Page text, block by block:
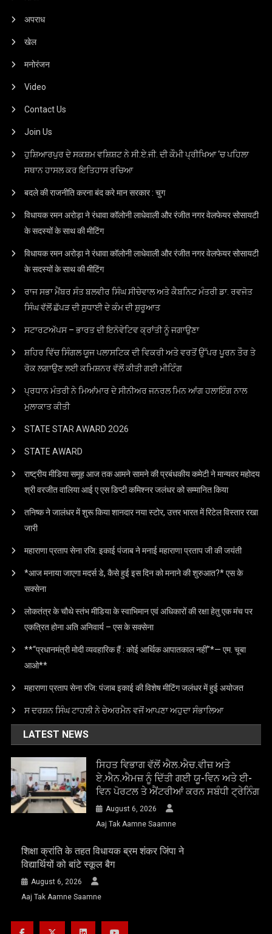
अपराध
खेल
मनोरंजन
Video
Contact Us
Join Us
ਹੁਸ਼ਿਆਰਪੁਰ ਦੇ ਸਕਸ਼ਮ ਵਸ਼ਿਸ਼ਟ ਨੇ ਸੀ.ਏ.ਜੀ. ਦੀ ਕੌਮੀ ਪ੍ਰੀਖਿਆ ‘ਚ ਪਹਿਲਾ
ਸਥਾਨ ਹਾਸਲ ਕਰ ਇਤਿਹਾਸ ਰਚਿਆ
बदले की राजनीति करना बंद करे मान सरकार : चुग
विधायक रमन अरोड़ा ने रंधावा कॉलोनी लाधेवाली और रंजीत नगर वेलफेयर सोसायटी
के सदस्यों के साथ की मीटिंग
विधायक रमन अरोड़ा ने रंधावा कॉलोनी लाधेवाली और रंजीत नगर वेलफेयर सोसायटी
के सदस्यों के साथ की मीटिंग
ਰਾਜ ਸਭਾ ਮੈਂਬਰ ਸੰਤ ਬਲਵੀਰ ਸਿੰਘ ਸੀਚੇਵਾਲ ਅਤੇ ਕੈਬਨਿਟ ਮੰਤਰੀ ਡਾ. ਰਵਜੋਤ
ਸਿੰਘ ਵੱਲੋਂ ਛੱਪੜ ਦੀ ਸੁਧਾਈ ਦੇ ਕੰਮ ਦੀ ਸ਼ੁਰੂਆਤ
ਸਟਾਰਟਅੱਪਸ – ਭਾਰਤ ਦੀ ਇਨੋਵੇਟਿਵ ਕ੍ਰਾਂਤੀ ਨੂੰ ਜਗਾਉਣਾ
ਸ਼ਹਿਰ ਵਿੱਚ ਸਿੰਗਲ ਯੂਜ ਪਲਾਸਟਿਕ ਦੀ ਵਿਕਰੀ ਅਤੇ ਵਰਤੋਂ ਉੱਪਰ ਪੂਰਨ ਤੌਰ ਤੇ
ਰੋਕ ਲਗਾਉਣ ਲਈ ਕਮਿਸ਼ਨਰ ਵੱਲੋਂ ਕੀਤੀ ਗਈ ਮੀਟਿੰਗ
ਪ੍ਰਧਾਨ ਮੰਤਰੀ ਨੇ ਮਿਆਂਮਾਰ ਦੇ ਸੀਨੀਅਰ ਜਨਰਲ ਮਿਨ ਆਂਗ ਹਲਾਇੰਗ ਨਾਲ
ਮੁਲਾਕਾਤ ਕੀਤੀ
STATE STAR AWARD 2O26
STATE AWARD
राष्ट्रीय मीडिया समूह आज तक आमने सामने की प्रबंधकीय कमेटी ने मान्यवर महोदय
श्री वरजीत वालिया आई ए एस डिप्टी कमिश्नर जलंधर को सम्मानित किया
तनिष्क ने जालंधर में शुरू किया शानदार नया स्टोर, उत्तर भारत में रिटेल विस्तार रखा
जारी
महाराणा प्रताप सेना रजि: इकाई पंजाब ने मनाई महाराणा प्रताप जी की जयंती
*आज मनाया जाएगा मदर्स डे, कैसे हुई इस दिन को मनाने की शुरुआत?* एस के
सक्सेना
लोकतंत्र के चौथे स्तंभ मीडिया के स्वाभिमान एवं अधिकारों की रक्षा हेतु एक मंच पर
एकत्रित होना अति अनिवार्य – एस के सक्सेना
**“प्रधानमंत्री मोदी व्यवहारिक हैं : कोई आर्थिक आपातकाल नहीं”*— एम. चूबा
आओ**
महाराणा प्रताप सेना रजि: पंजाब इकाई की विशेष मीटिंग जलंधर में हुई अयोजत
ਸ ਦਰਸ਼ਨ ਸਿੰਘ ਟਾਹਲੀ ਨੇ ਚੇਅਰਮੈਨ ਵਜੋਂ ਆਪਣਾ ਅਹੁਦਾ ਸੰਭਾਲਿਆ
LATEST NEWS
ਸਿਹਤ ਵਿਭਾਗ ਵੱਲੋਂ ਐਲ.ਐਚ.ਵੀਜ਼ ਅਤੇ
ਏ.ਐਨ.ਐਮਜ਼ ਨੂੰ ਦਿੱਤੀ ਗਈ ਯੂ-ਵਿਨ ਅਤੇ ਈ-
ਵਿਨ ਪੋਰਟਲ ਤੇ ਐਂਟਰੀਆਂ ਕਰਨ ਸਬੰਧੀ ਟ੍ਰੇਨਿੰਗ
August 6, 2026
Aaj Tak Aamne Saamne
शिक्षा क्रांति के तहत विधायक ब्रम शंकर जिंपा ने
विद्यार्थियों को बांटे स्कूल बैग
August 6, 2026
Aaj Tak Aamne Saamne